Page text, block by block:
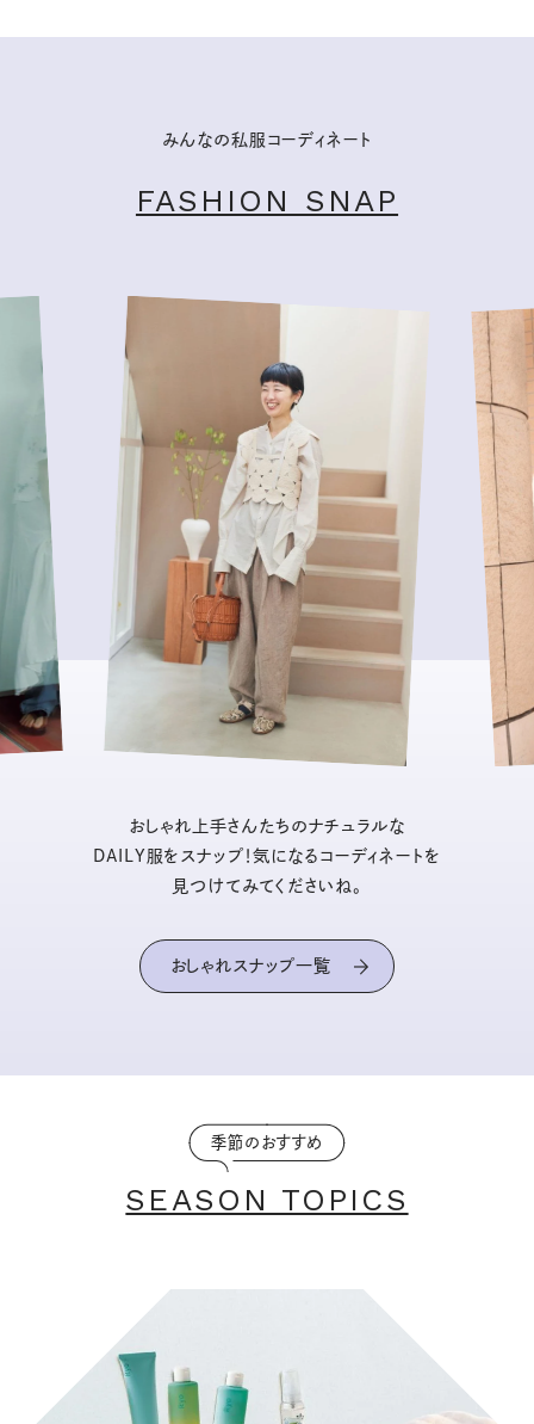
みんなの私服コーディネート
FASHION SNAP
おしゃれ上手さんたちのナチュラルな
DAILY服をスナップ！気になるコーディネートを
見つけてみてくださいね。
おしゃれスナップ一覧
季節のおすすめ
SEASON TOPICS